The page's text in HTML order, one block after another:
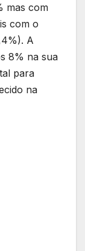
mas com
com o
A
8% na sua
para
na